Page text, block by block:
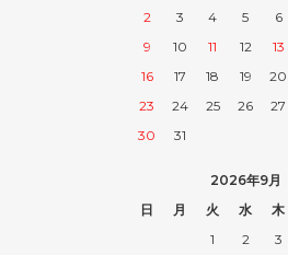
2
3 4 5 6
9
10 11 12 13
16
17 18 19 20
23
24 25 26 27
30
31
2026年9月
日
月 火 水 木
1
2 3